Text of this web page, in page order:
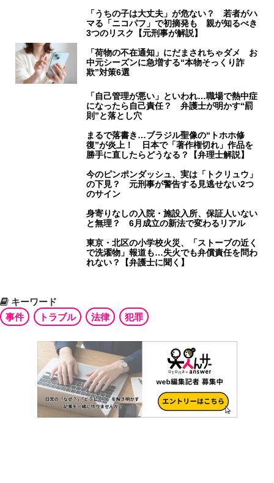
「うちの子は大丈夫」が危ない？ 若者がハ
マる「ニコパフ」で初摘発も 親が知るべき
3つのリスク【元刑事が解説】
「荷物の不在通知」にだまされちゃダメ お
中元シーズンに急増する“本物そっくり詐
欺”対策6選
「自己管理が悪い」といわれ…職場で熱中症
になったら自己責任？ 弁護士が明かす“罰
則”と落とし穴
まるで落書き…ブラジル聖像の“トホホ修
復”が炎上！ 日本で「著作権切れ」作品を
勝手に直したらどうなる？【弁理士解説】
今のピンポンダッシュ、実は「トクリュウ」
の下見？ 元刑事が警告する見逃せない2つ
のサイン
身寄りなしの入院・施設入所、保証人いない
と無理？ 6月成立の新法で変わるリアル
東京・北区の小学校火災、「ストーブの近く
で洗濯物」報道も…失火でも弁償責任を問わ
れない？【弁護士に聞く】
キーワード
事件
トラブル 法律 犯罪